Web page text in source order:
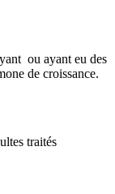
ou ayant eu des
de croissance.
traités